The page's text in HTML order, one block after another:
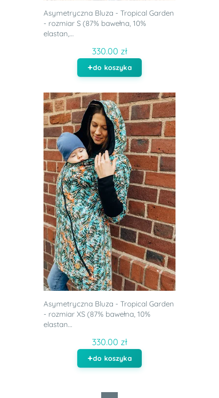
Asymetryczna Bluza - Tropical Garden
- rozmiar S (87% bawełna, 10%
elastan,...
330.00 zł
do koszyka
Asymetryczna Bluza - Tropical Garden
- rozmiar XS (87% bawełna, 10%
elastan...
330.00 zł
do koszyka